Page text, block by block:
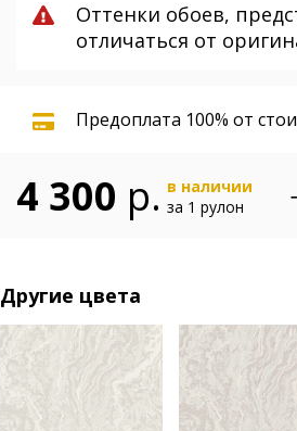
Оттенки обоев,
отличаться от
Предоплата 100% от
4 300 р. в наличии
за 1 рулон
Другие цвета